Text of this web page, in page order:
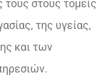
τους στους τομείς
της υγείας,
και των